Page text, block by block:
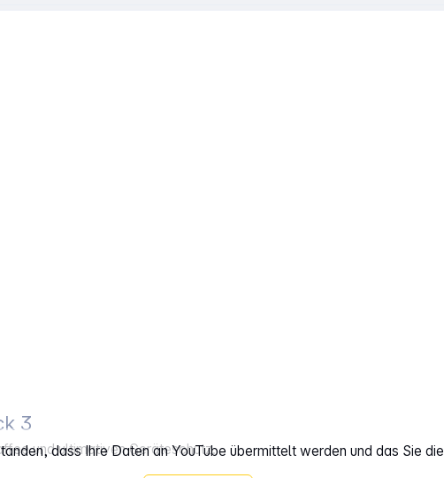
dass Ihre Daten an YouTube übermittelt werden und das Sie die
3
und ultimativen Geräteschutz.